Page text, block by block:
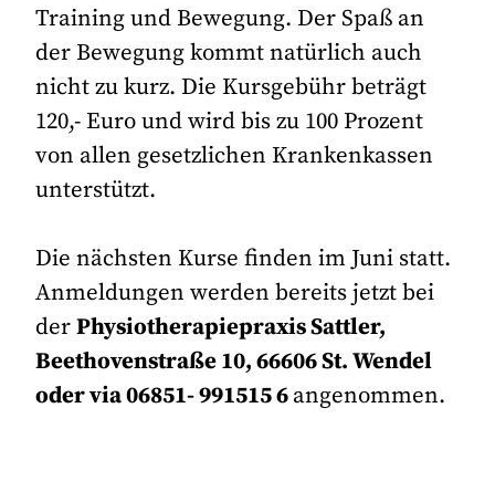
Training und Bewegung. Der Spaß an
der Bewegung kommt natürlich auch
nicht zu kurz. Die Kursgebühr beträgt
120,- Euro und wird bis zu 100 Prozent
von allen gesetzlichen Krankenkassen
unterstützt.
Die nächsten Kurse finden im Juni statt.
Anmeldungen werden bereits jetzt bei
derPhysiotherapiepraxis Sattler,
Beethovenstraße 10, 66606 St. Wendel
oder via 06851- 991515 6angenommen.